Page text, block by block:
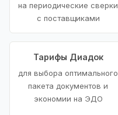
на периодические сверки
с поставщиками
Тарифы Диадок
для выбора оптимального
пакета документов и
экономии на ЭДО